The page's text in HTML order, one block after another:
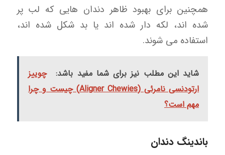
همچنین برای بهبود ظاهر دندان هایی که لب پر
شده اند، لکه دار شده اند یا بد شکل شده اند،
استفاده می شوند.
شاید این مطلب نیز برای شما مفید باشد:
چوییز
ارتودنسی نامرئی (Aligner Chewies) چیست و چرا
مهم است؟
باندینگ دندان